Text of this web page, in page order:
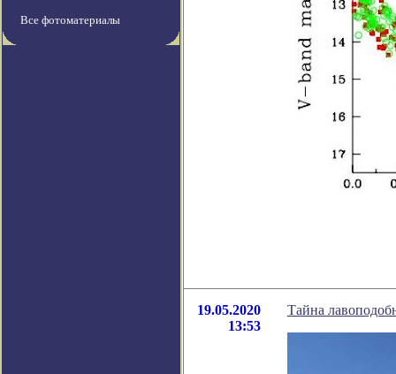
Все фотоматериалы
19.05.2020
13:53
Тайна